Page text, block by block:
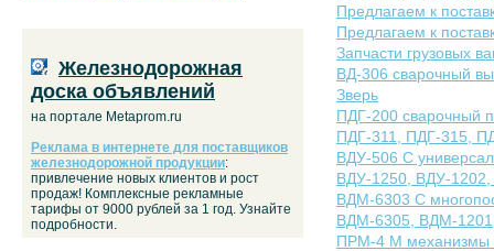
Предлагаем к
Предлагаем к
Запчасти грузовых
ВД-306 сварочный
Зверь
ПДГ-200 сварочный
ПДГ-311, ПДГ-315,
ВДУ-506 С
ВДУ-1250, ВДУ-
ВДМ-6303 С
ВДМ-6305, ВДМ-
ПРМ-4 М механизмы
Железнодорожная
доска объявлений
на портале Metaprom.ru
Реклама в интернете для поставщиков
железнодорожной продукции:
привлечение новых клиентов и рост
продаж! Комплексные рекламные
тарифы от 9000 рублей за 1 год. Узнайте
подробности.